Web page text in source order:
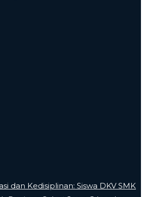
dan Kedisiplinan: Siswa DKV SMK